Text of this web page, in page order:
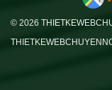
© 2026